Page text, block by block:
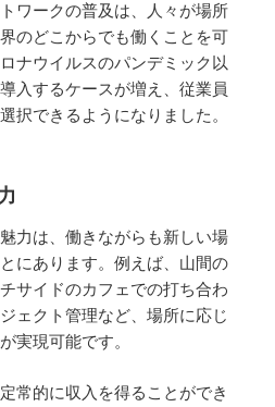
ワークの普及は、人々が場所
のどこからでも働くことを可
ナウイルスのパンデミック以
入するケースが増え、従業員
択できるようになりました。
力は、働きながらも新しい場
にあります。例えば、山間の
サイドのカフェでの打ち合わ
ェクト管理など、場所に応じ
実現可能です。
常的に収入を得ることができ